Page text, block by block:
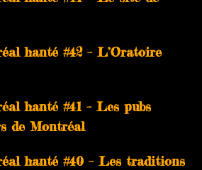
hanté #42 – L’Oratoire
hanté #41 – Les pubs
de Montréal
hanté #40 – Les traditions